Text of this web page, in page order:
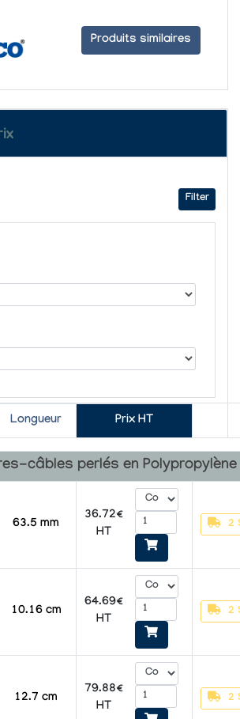
Produits similaires
Filter
Longueur Prix HT
câbles perlés en Polypropylène
63.5 mm
36.72€
HT
2
10.16 cm
64.69€
HT
2
12.7 cm
79.88€
HT
2